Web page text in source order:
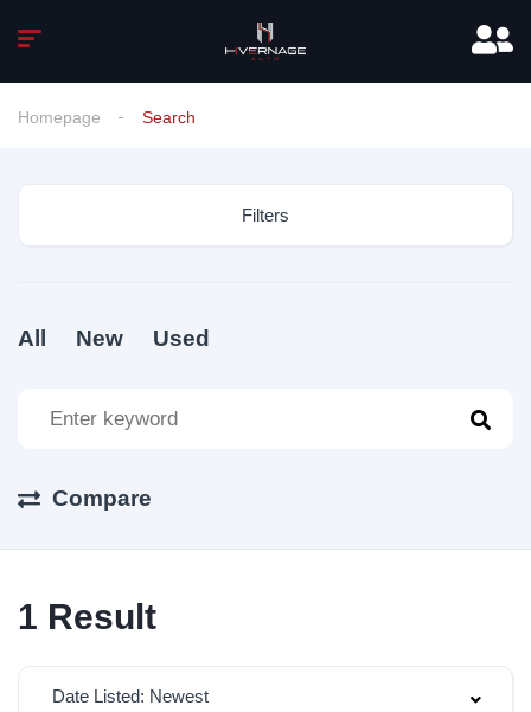
Homepage Search
Filters
All New Used
Compare
1 Result
Date Listed: Newest